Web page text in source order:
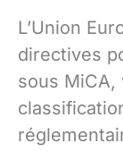
L’Union
directives
sous MiCA,